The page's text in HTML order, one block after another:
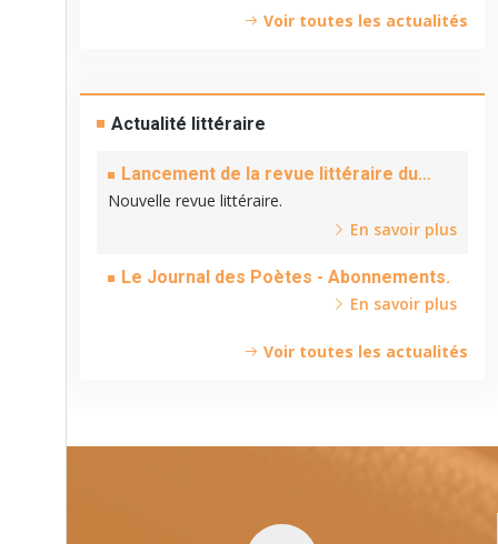
Voir toutes les actualités
Actualité littéraire
Lancement de la revue littéraire du
Cinquantenaire.
Nouvelle revue littéraire.
En savoir plus
Le Journal des Poètes - Abonnements.
En savoir plus
Voir toutes les actualités